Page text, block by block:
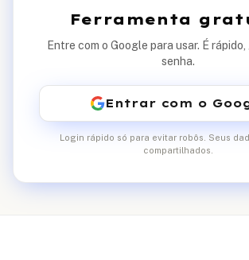
Ferramenta
Entre com o Google para usar. É
senha.
Entrar com o
Login rápido só para evitar robôs. Seus
compartilhados.